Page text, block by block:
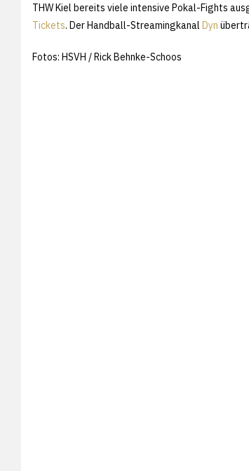
THW Kiel bereits viele intensive Pokal-Fights
Tickets. Der Handball-Streamingkanal Dyn
Fotos: HSVH / Rick Behnke-Schoos